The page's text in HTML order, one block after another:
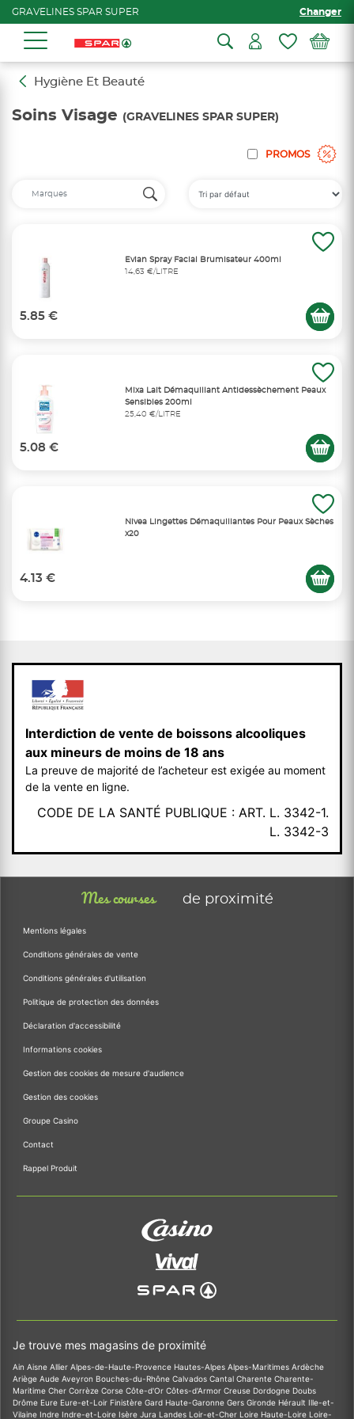
GRAVELINES SPAR SUPER Changer
Hygiène Et Beauté
Soins Visage (GRAVELINES SPAR SUPER)
PROMOS
Evian Spray Facial Brumisateur 400ml
14,63 €/LITRE
5.85 €
Mixa Lait Démaquillant Antidessèchement Peaux
Sensibles 200ml
25,40 €/LITRE
5.08 €
Nivea Lingettes Démaquillantes Pour Peaux Sèches
x20
4.13 €
Interdiction de vente de boissons alcooliques
aux mineurs de moins de 18 ans
La preuve de majorité de l’acheteur est exigée au moment
de la vente en ligne.
CODE DE LA SANTÉ PUBLIQUE : ART. L. 3342-1.
L. 3342-3
Mes courses de proximité
Mentions légales
Conditions générales de vente
Conditions générales d'utilisation
Politique de protection des données
Déclaration d'accessibilité
Informations cookies
Gestion des cookies de mesure d'audience
Gestion des cookies
Groupe Casino
Contact
Rappel Produit
Je trouve mes magasins de proximité
Ain Aisne Allier Alpes-de-Haute-Provence Hautes-Alpes Alpes-Maritimes Ardèche
Ariège Aude Aveyron Bouches-du-Rhône Calvados Cantal Charente Charente-
Maritime Cher Corrèze Corse Côte-d'Or Côtes-d'Armor Creuse Dordogne Doubs
Drôme Eure Eure-et-Loir Finistère Gard Haute-Garonne Gers Gironde Hérault Ille-et-
Vilaine Indre Indre-et-Loire Isère Jura Landes Loir-et-Cher Loire Haute-Loire Loire-